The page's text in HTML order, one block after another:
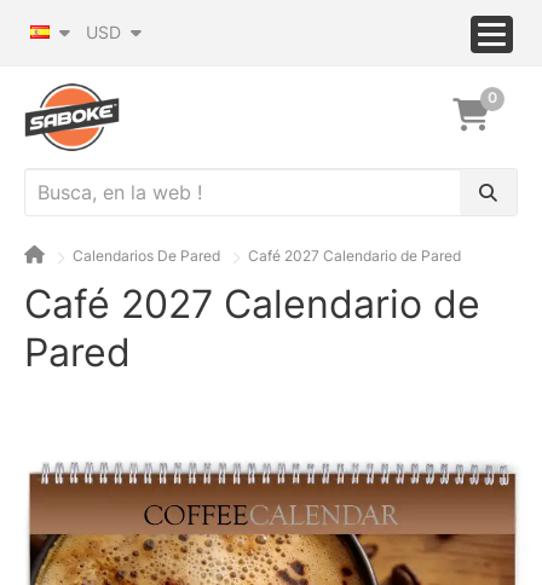
USD
0
Calendarios De Pared Café 2027 Calendario de Pared
Café 2027 Calendario de
Pared